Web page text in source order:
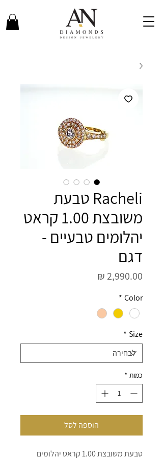
Racheli טבעת
משובצת 1.00 קראט
יהלומים טבעיים -
דגם
Color
*
Size
*
כמות *
הוספה לסל
טבעת משובצת 1.00 קראט יהלומים